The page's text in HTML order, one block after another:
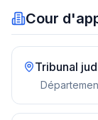
Cour
Tribunal